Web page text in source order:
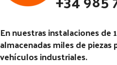
En nuestras instalaciones de
almacenadas miles de piezas
vehículos industriales.